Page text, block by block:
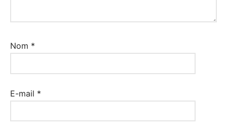
Nom *
E-mail *